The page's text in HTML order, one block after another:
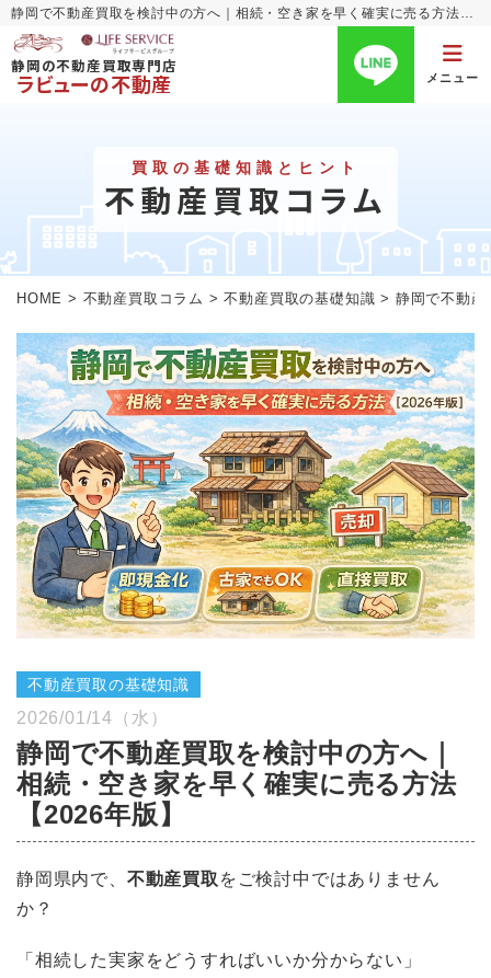
静岡で不動産買取を検討中の方へ｜相続・空き家を早く確実に売る方法【2026年版】｜静岡で空き家の買取・売却・査定ならラビューの不動産
静岡の不動産買取専門店
ラビューの不動産 メニュー
買取の基礎知識とヒント
不動産買取コラム
HOME > 不動産買取コラム >不動産買取の基礎知識 > 静岡で不動産
不動産買取の基礎知識
2026/01/14（水）
静岡で不動産買取を検討中の方へ｜
相続・空き家を早く確実に売る方法
【2026年版】
静岡県内で、 不動産買取 をご検討中ではありません
か？
「相続した実家をどうすればいいか分からない」